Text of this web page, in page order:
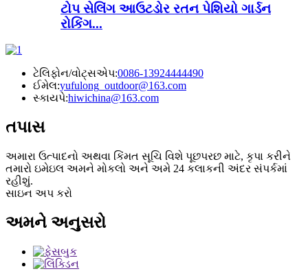
ટોપ સેલિંગ આઉટડોર રતન પેશિયો ગાર્ડન
રોકિંગ...
ટેલિફોન/વોટ્સએપ:0086-13924444490
ઈમેલ:yufulong_outdoor@163.com
સ્કાયપે:hiwichina@163.com
તપાસ
અમારા ઉત્પાદનો અથવા કિંમત સૂચિ વિશે પૂછપરછ માટે, કૃપા કરીને
તમારો ઇમેઇલ અમને મોકલો અને અમે 24 કલાકની અંદર સંપર્કમાં
રહીશું.
સાઇન અપ કરો
અમને અનુસરો